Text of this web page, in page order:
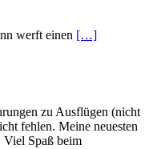
werft einen […]
zu Ausflügen (nicht
fehlen. Meine neuesten
Viel Spaß beim